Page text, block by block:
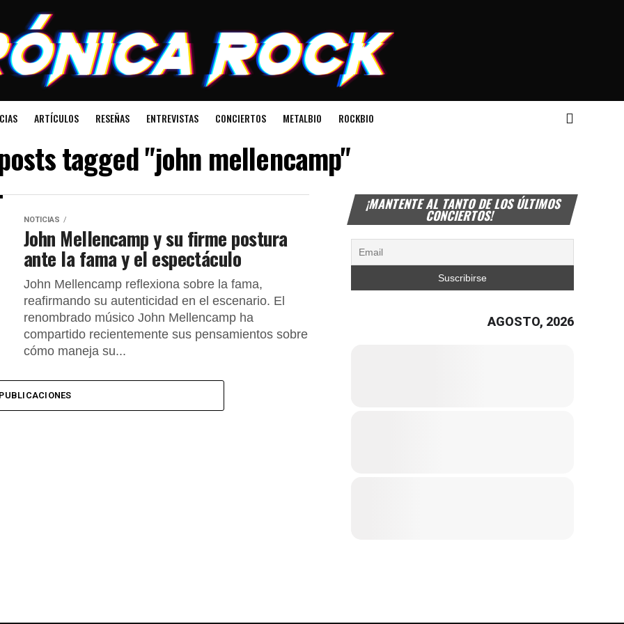
ARTÍCULOS RESEÑAS ENTREVISTAS CONCIERTOS METALBIO ROCKBIO
tagged "john mellencamp"
NOTICIAS
John Mellencamp y su firme postura
ante la fama y el espectáculo
John Mellencamp reflexiona sobre la fama,
reafirmando su autenticidad en el escenario. El
renombrado músico John Mellencamp ha
compartido recientemente sus pensamientos sobre
cómo maneja su...
¡MANTENTE AL TANTO DE LOS ÚLTIMOS
CONCIERTOS!
AGOSTO, 2026